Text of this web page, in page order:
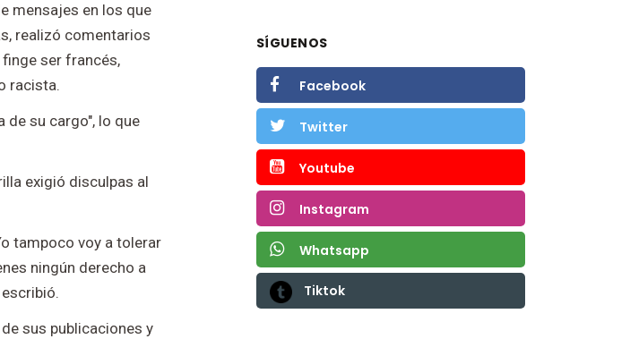
mensajes en los que
realizó comentarios
ser francés,
racista.
de su cargo", lo que
exigió disculpas al
tampoco voy a tolerar
ningún derecho a
sus publicaciones y
SÍGUENOS
Facebook
Twitter
Youtube
Instagram
Whatsapp
Tiktok